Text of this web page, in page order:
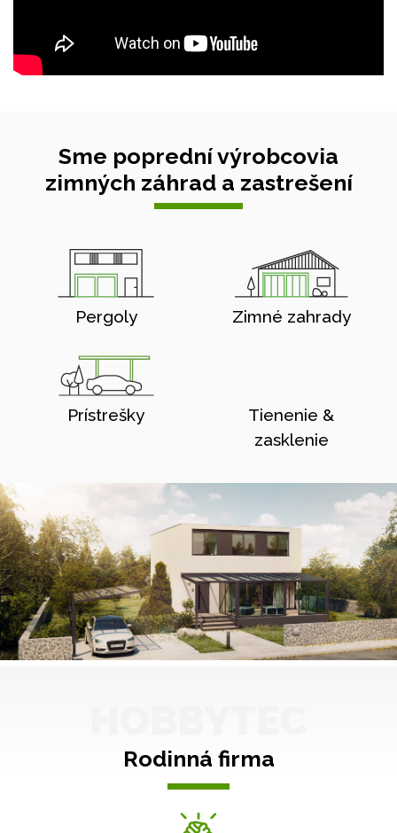
Sme poprední výrobcovia
zimných záhrad a zastrešení
Pergoly Zimné zahrady
Prístrešky
Tienenie &
zasklenie
Rodinná firma